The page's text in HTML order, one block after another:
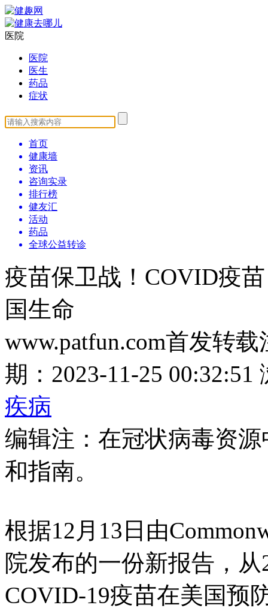
医院
医院
医生
药品
症状
首页
健康墙
资讯
咨询实录
排行榜
健友汇
活动
药品
全球公益转诊
疫苗保卫战！COVID疫
国生命
www.patfun.com首发转载
期：2023-11-25 00:32:51
疾病
编辑注：在冠状病毒资
和指南。
根据12月13日由
院发布的一份新报告，从
COVID-19疫苗在美国预